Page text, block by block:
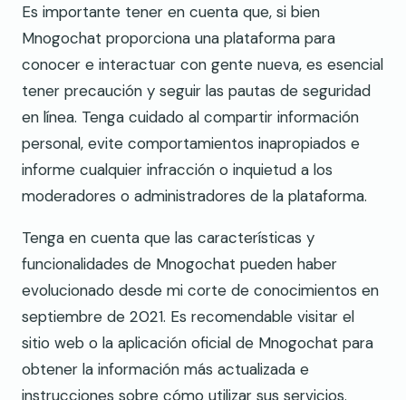
Es importante tener en cuenta que, si bien
Mnogochat proporciona una plataforma para
conocer e interactuar con gente nueva, es esencial
tener precaución y seguir las pautas de seguridad
en línea. Tenga cuidado al compartir información
personal, evite comportamientos inapropiados e
informe cualquier infracción o inquietud a los
moderadores o administradores de la plataforma.
Tenga en cuenta que las características y
funcionalidades de Mnogochat pueden haber
evolucionado desde mi corte de conocimientos en
septiembre de 2021. Es recomendable visitar el
sitio web o la aplicación oficial de Mnogochat para
obtener la información más actualizada e
instrucciones sobre cómo utilizar sus servicios.